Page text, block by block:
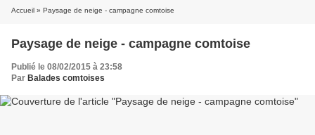
Accueil » Paysage de neige - campagne comtoise
Paysage de neige - campagne comtoise
Publié le 08/02/2015 à 23:58
Par Balades comtoises